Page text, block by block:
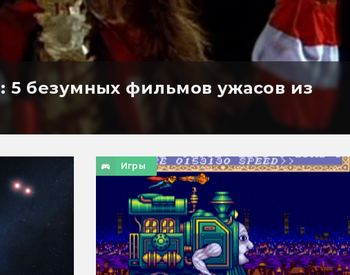
5 безумных фильмов ужасов из
Игры